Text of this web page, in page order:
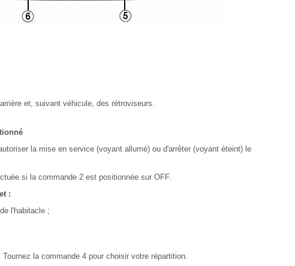
et, suivant véhicule, des rétroviseurs.
la mise en service (voyant allumé) ou d'arrêter (voyant éteint) le
si la commande 2 est positionnée sur OFF.
:
l'habitacle ;
la commande 4 pour choisir votre répartition.